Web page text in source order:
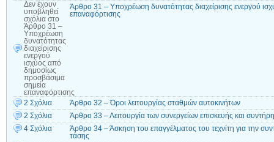
Δεν έχουν
υποβληθεί
σχόλια στο
Άρθρο 31 –
Υποχρέωση
δυνατότητας
διαχείρισης
ενεργού
ισχύος από
δημοσίως
προσβάσιμα
σημεία
επαναφόρτισης
Άρθρο 31 – Υποχρέωση δυνατότητας διαχείρισης ενεργού
επαναφόρτισης
2 Σχόλια
Άρθρο 32 – Όροι λειτουργίας σταθμών αυτοκινήτων
2 Σχόλια
Άρθρο 33 – Λειτουργία των συνεργείων επισκευής και
4 Σχόλια
Άρθρο 34 – Άσκηση του επαγγέλματος του τεχνίτη για την
τάσης